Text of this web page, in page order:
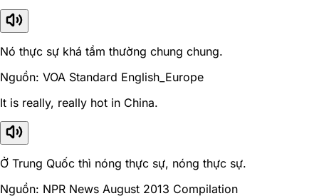
Nó thực sự khá tầm thường chung chung.
Nguồn: VOA Standard English_Europe
It is really, really hot in China.
Ở Trung Quốc thì nóng thực sự, nóng thực sự.
Nguồn: NPR News August 2013 Compilation